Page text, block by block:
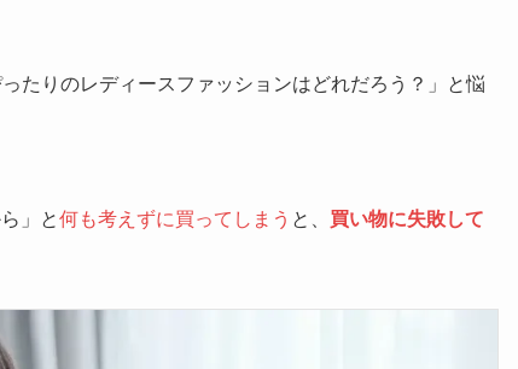
たりのレディースファッションはどれだろう？」と悩
」と何も考えずに買ってしまう と、 買い物に失敗して